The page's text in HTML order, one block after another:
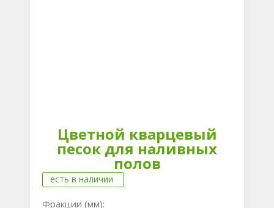
Цветной кварцевый
песок для наливных
полов
есть в наличии
Фракции (мм):